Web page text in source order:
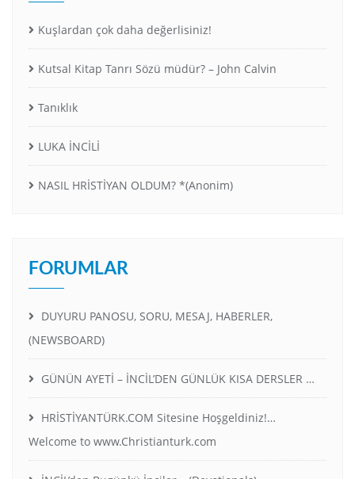
Kuşlardan çok daha değerlisiniz!
Kutsal Kitap Tanrı Sözü müdür? – John Calvin
Tanıklık
LUKA İNCİLİ
NASIL HRİSTİYAN OLDUM? *(Anonim)
FORUMLAR
DUYURU PANOSU, SORU, MESAJ, HABERLER,
(NEWSBOARD)
GÜNÜN AYETİ – İNCİL’DEN GÜNLÜK KISA DERSLER …
HRİSTİYANTÜRK.COM Sitesine Hoşgeldiniz!…
Welcome to www.Christianturk.com